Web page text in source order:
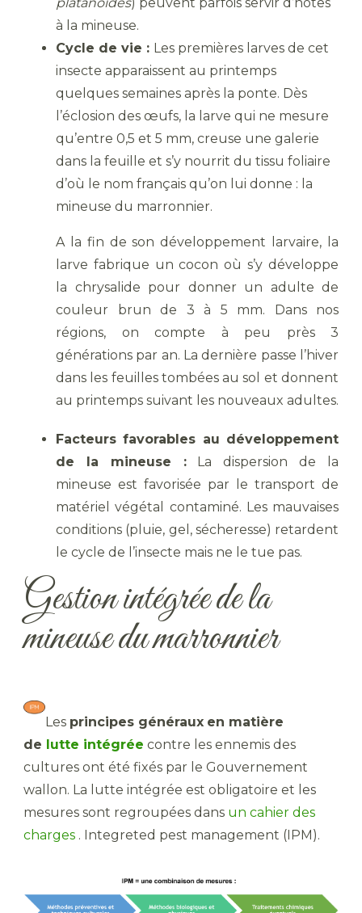
à la mineuse.
Cycle de vie : Les premières larves de cet
insecte apparaissent au printemps
quelques semaines après la ponte. Dès
l’éclosion des œufs, la larve qui ne mesure
qu’entre 0,5 et 5 mm, creuse une galerie
dans la feuille et s’y nourrit du tissu foliaire
d’où le nom français qu’on lui donne : la
mineuse du marronnier.
A la fin de son développement larvaire, la
larve fabrique un cocon où s’y développe
la chrysalide pour donner un adulte de
couleur brun de 3 à 5 mm. Dans nos
régions, on compte à peu près 3
générations par an. La dernière passe l’hiver
dans les feuilles tombées au sol et donnent
au printemps suivant les nouveaux adultes.
Facteurs favorables au développement
de la mineuse :La dispersion de la
mineuse est favorisée par le transport de
matériel végétal contaminé. Les mauvaises
conditions (pluie, gel, sécheresse) retardent
le cycle de l’insecte mais ne le tue pas.
Gestion intégrée de la
mineuse du marronnier
Les principes généraux en matière
de lutte intégrée contre les ennemis des
cultures ont été fixés par le Gouvernement
wallon. La lutte intégrée est obligatoire et les
mesures sont regroupées dans un cahier des
charges . Integreted pest management (IPM).